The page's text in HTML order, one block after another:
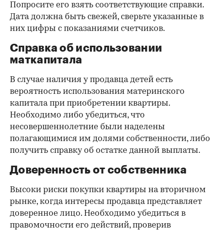
Попросите его взять соответствующие справки.
Дата должна быть свежей, сверьте указанные в
них цифры с показаниями счетчиков.
Справка об использовании
маткапитала
В случае наличия у продавца детей есть
вероятность использования материнского
капитала при приобретении квартиры.
Необходимо либо убедиться, что
несовершеннолетние были наделены
полагающимися им долями собственности, либо
получить справку об остатке данной выплаты.
Доверенность от собственника
Высоки риски покупки квартиры на вторичном
рынке, когда интересы продавца представляет
доверенное лицо. Необходимо убедиться в
правомочности его действий, проверив